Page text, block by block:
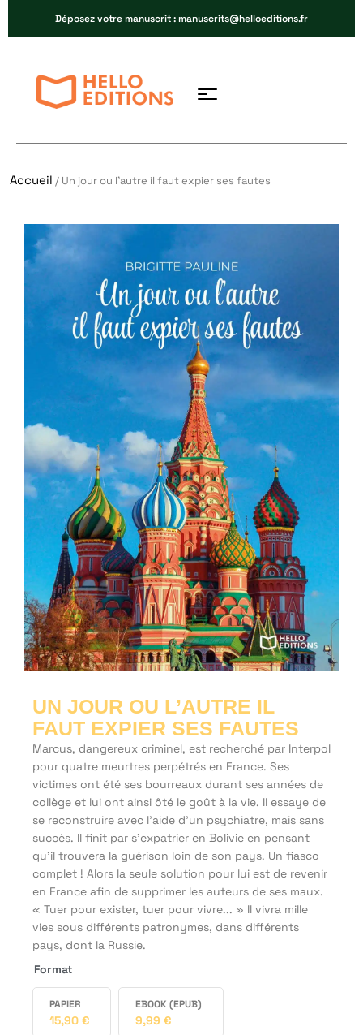
Déposez votre manuscrit : manuscrits@helloeditions.fr
Accueil / Un jour ou l’autre il faut expier ses fautes
UN JOUR OU L’AUTRE IL
FAUT EXPIER SES FAUTES
Marcus, dangereux criminel, est recherché par Interpol
pour quatre meurtres perpétrés en France. Ses
victimes ont été ses bourreaux durant ses années de
collège et lui ont ainsi ôté le goût à la vie. Il essaye de
se reconstruire avec l’aide d’un psychiatre, mais sans
succès. Il finit par s’expatrier en Bolivie en pensant
qu’il trouvera la guérison loin de son pays. Un fiasco
complet ! Alors la seule solution pour lui est de revenir
en France afin de supprimer les auteurs de ses maux.
« Tuer pour exister, tuer pour vivre... » Il vivra mille
vies sous différents patronymes, dans différents
pays, dont la Russie.
Format
PAPIER
15,90 €
EBOOK (EPUB)
9,99 €